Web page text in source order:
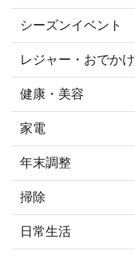
シーズンイベント
レジャー・おでかけ
健康・美容
家電
年末調整
掃除
日常生活